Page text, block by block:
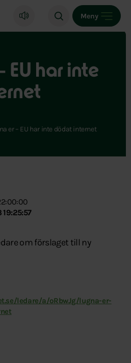
Meny
EU har inte
er – EU har inte dödat internet
19:25:57
om förslaget till ny
ledare/a/oRbwJg/lugna-er-